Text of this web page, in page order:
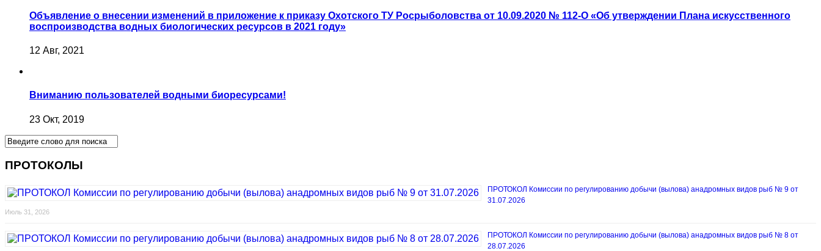
Объявление о внесении изменений в приложение к приказу Охотского ТУ Росрыболовства от 10.09.2020 № 112-О «Об утверждении Плана искусственного
воспроизводства водных биологических ресурсов в 2021 году»
12 Авг, 2021
Вниманию пользователей водными биоресурсами!
23 Окт, 2019
ПРОТОКОЛЫ
ПРОТОКОЛ Комиссии по регулированию добычи (вылова) анадромных видов рыб № 9 от
31.07.2026
Июль 31, 2026
ПРОТОКОЛ Комиссии по регулированию добычи (вылова) анадромных видов рыб № 8 от
28.07.2026